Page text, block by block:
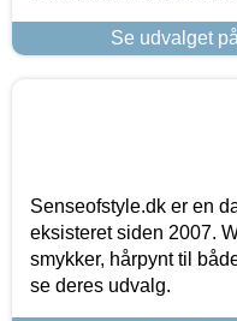
Se udvalget
Senseofstyle.dk er en
eksisteret siden 2007.
smykker, hårpynt til
se deres udvalg.